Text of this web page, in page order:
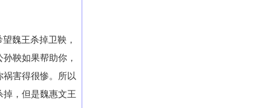
魏王杀掉卫鞅，
鞅如果帮助你，
害得很惨。所以
掉，但是魏惠文王